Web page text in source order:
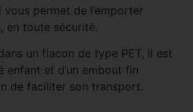
permet de l’emporter
en toute sécurité.
un flacon de type PET, il est
enfant et d’un embout fin
de faciliter son transport.